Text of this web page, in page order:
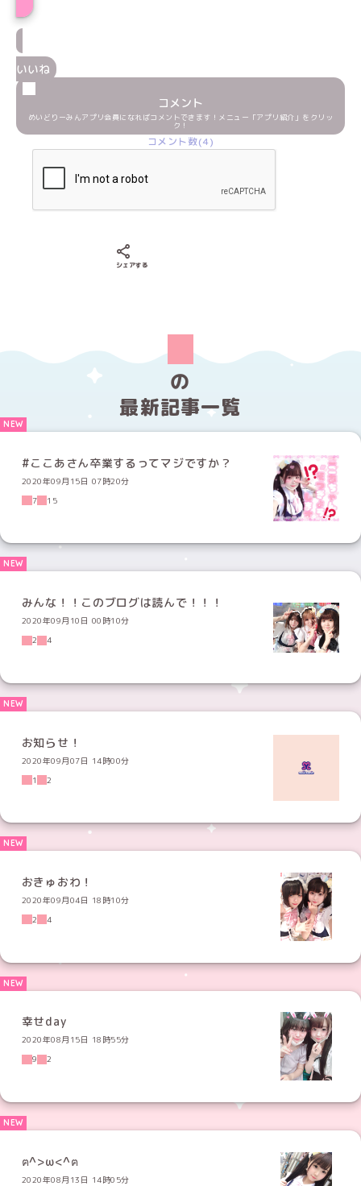
いいね
コメント
めいどりーみんアプリ会員になればコメントできます！メニュー「アプリ紹介」をクリッ
ク！
コメント数(4)
シェアする
の
最新記事一覧
#ここあさん卒業するってマジですか？
2020年09月15日 07時20分
7
15
みんな！！このブログは読んで！！！
2020年09月10日 00時10分
2
4
お知らせ！
2020年09月07日 14時00分
1
2
おきゅおわ！
2020年09月04日 18時10分
2
4
幸せday
2020年08月15日 18時55分
9
2
ฅ^>ω<^ฅ‬
2020年08月13日 14時05分